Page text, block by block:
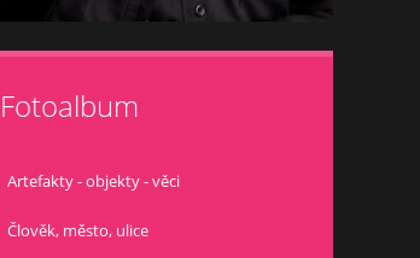
Fotoalbum
Artefakty - objekty - věci
Člověk, město, ulice